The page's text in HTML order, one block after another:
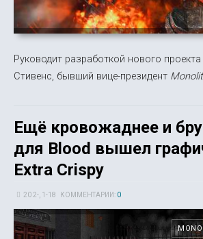
Руководит разработкой нового
Стивенс, бывший вице-президент
Ещё кровожаднее и
для Blood вышел
Extra Crispy
20 2-, 1-18 КОММЕНТАРИИ: 0